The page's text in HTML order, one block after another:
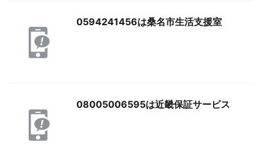
0594241456は桑名市生活支援室
08005006595は近畿保証サービス